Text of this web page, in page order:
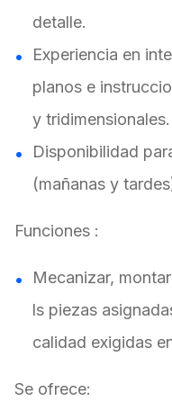
detalle.
Experiencia en
planos e
y tridimensionales.
Disponibilidad
(mañanas y
Funciones :
Mecanizar,
ls piezas
calidad exigidas
Se ofrece: